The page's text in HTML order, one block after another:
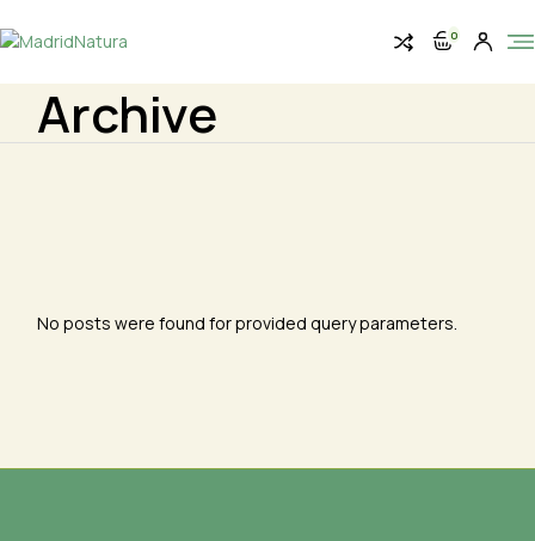
to
the 0
Archive
No posts were found for provided query parameters.